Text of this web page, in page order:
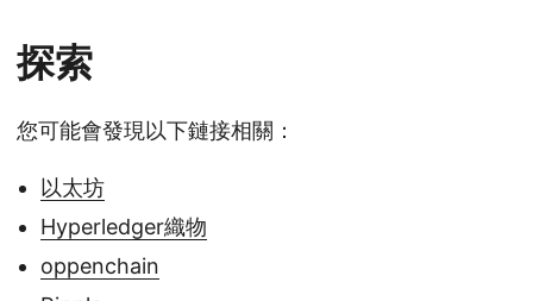
探索
您可能會發現以下鏈接相關：
以太坊
Hyperledger織物
oppenchain